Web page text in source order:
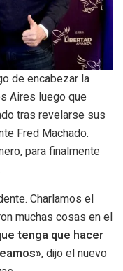
de encabezar la
Aires luego que
tras revelarse sus
Fred Machado.
para finalmente
Charlamos el
muchas cosas en el
tenga que hacer
, dijo el nuevo